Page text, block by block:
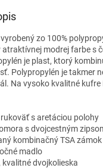
zo 100%
modrej farbe s
je plast, ktorý
Polypropylén je takmer
Na vysoko kvalitné
s aretáciou polohy
s dvojcestným
kombinačný TSA zámok
madlo
kvalitné dvojkolieska